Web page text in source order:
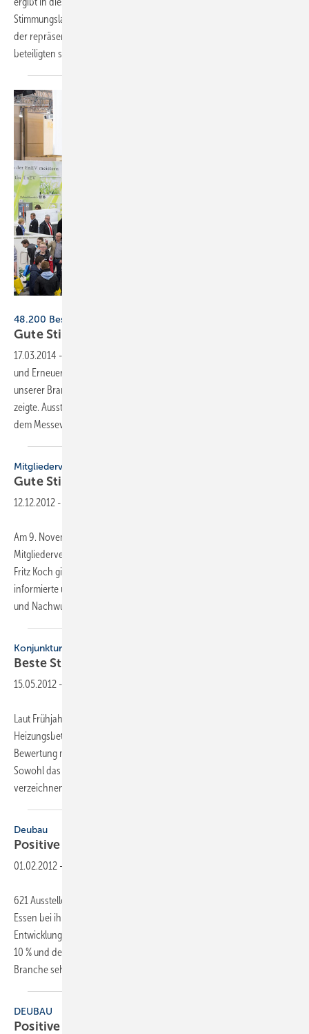
Stimmungslage bei den Mitgliedsbetrieben der SHK-Organisation. An
der repräsentativen Umfrage während der zweiten Märzhälfte 2015
beteiligten sich 542 Betriebe. Die Frühjahrsumfrage
48.200 Besucher
Gute Stimmung auf der 25. SHK
17.03.2014 -
und Erneuerbare Energien war geprägt von der guten Stimmung in
unserer Branche, bei der sogar das Wetter sich von besten Seite
zeigte. Aussteller und Besucher in der Messe Essen äußerten sich mit
dem Messeverlauf zufrieden. Zu
Mitgliederversammlung
Gute Stimmung
12.12.2012 -
Am 9. November 2012 hielt der Fachverband Pfalz seine
Mitgliederversammlung in Ludwigshafen ab. Landesinnungsmeister
Fritz Koch ging auf die Aktivitäten des Zentralverbandes ein und
informierte über die wichtigsten Themen. So wurde die Mitglieder-
und Nachwuchswerbung forciert und das Bad-
Konjunktur
BesteStimmung
15.05.2012 -
Laut Frühjahrsumfrage zur wirtschaftlichen Lage der Sanitär- und
Heizungsbetriebe bleibt es bei der sehr guten Stimmung. Die
Bewertung mit +65,3 % (Saldo: gut – schlecht) ist erneut eine Bestnote.
Sowohl das Geschäftsfeld Heizung als auch der Sanitär-Bereich
verzeichnen bei
Deubau
Positive Stimmung in der
01.02.2012 -
621 Aussteller und über 55000 Besucher verzeichnete die Deubau in
Essen bei ihrer 25. Ausgabe. Angesichts der sehr positiven
Entwicklung des vergangenen Jahres mit einem Umsatzplus von über
10 % und der optimistischen Aussichten für 2012 zeigte sich die
Branche sehr zuversichtlich, so das
DEUBAU
Positive Stimmung in der